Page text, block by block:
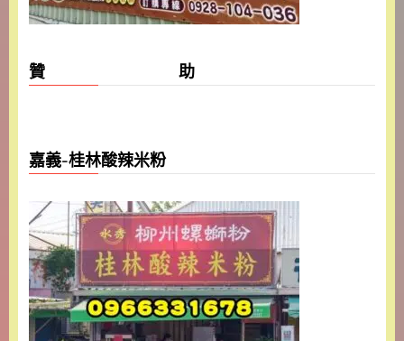
贊 助
嘉義-桂林酸辣米粉